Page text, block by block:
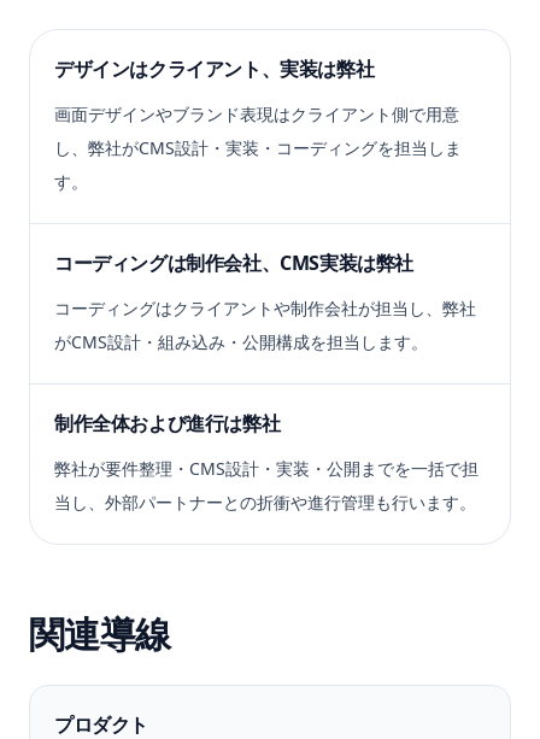
デザインはクライアント、実装は弊社
画面デザインやブランド表現はクライアント側で用意
し、弊社がCMS設計・実装・コーディングを担当しま
す。
コーディングは制作会社、CMS実装は弊社
コーディングはクライアントや制作会社が担当し、弊社
がCMS設計・組み込み・公開構成を担当します。
制作全体および進行は弊社
弊社が要件整理・CMS設計・実装・公開までを一括で担
当し、外部パートナーとの折衝や進行管理も行います。
関連導線
プロダクト